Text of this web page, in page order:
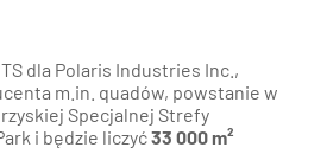
dla Polaris Industries Inc.,
m.in. quadów, powstanie w
Specjalnej Strefy
i będzie liczyć33 000 m²